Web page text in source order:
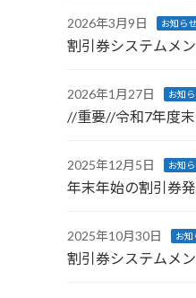
2026年3月9日 お知らせ
割引券システムメ
2026年1月27日 お知
//重要//令和7年度
2025年12月5日 お知
年末年始の割引券
2025年10月30日 お知
割引券システムメ